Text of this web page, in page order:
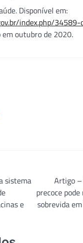
Disponível em:
index.php/
em outubro de 2020.
sistema
e
Artigo
precoce
sobrevida